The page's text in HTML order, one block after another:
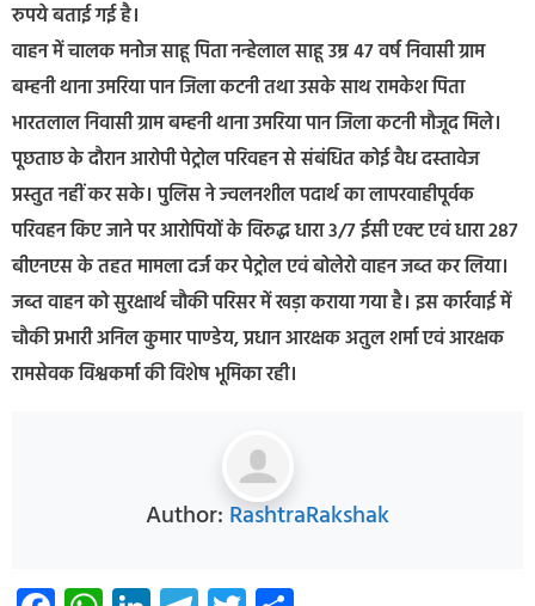
रुपये बताई गई है।
वाहन में चालक मनोज साहू पिता नन्हेलाल साहू उम्र 47 वर्ष निवासी ग्राम
बम्हनी थाना उमरिया पान जिला कटनी तथा उसके साथ रामकेश पिता
भारतलाल निवासी ग्राम बम्हनी थाना उमरिया पान जिला कटनी मौजूद मिले।
पूछताछ के दौरान आरोपी पेट्रोल परिवहन से संबंधित कोई वैध दस्तावेज
प्रस्तुत नहीं कर सके। पुलिस ने ज्वलनशील पदार्थ का लापरवाहीपूर्वक
परिवहन किए जाने पर आरोपियों के विरुद्ध धारा 3/7 ईसी एक्ट एवं धारा 287
बीएनएस के तहत मामला दर्ज कर पेट्रोल एवं बोलेरो वाहन जब्त कर लिया।
जब्त वाहन को सुरक्षार्थ चौकी परिसर में खड़ा कराया गया है। इस कार्रवाई में
चौकी प्रभारी अनिल कुमार पाण्डेय, प्रधान आरक्षक अतुल शर्मा एवं आरक्षक
रामसेवक विश्वकर्मा की विशेष भूमिका रही।
Author: RashtraRakshak